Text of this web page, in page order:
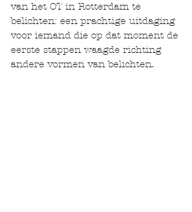
van het OT in Rotterdam te
belichten: een prachtige uitdaging
voor iemand die op dat moment de
eerste stappen waagde richting
andere vormen van belichten.